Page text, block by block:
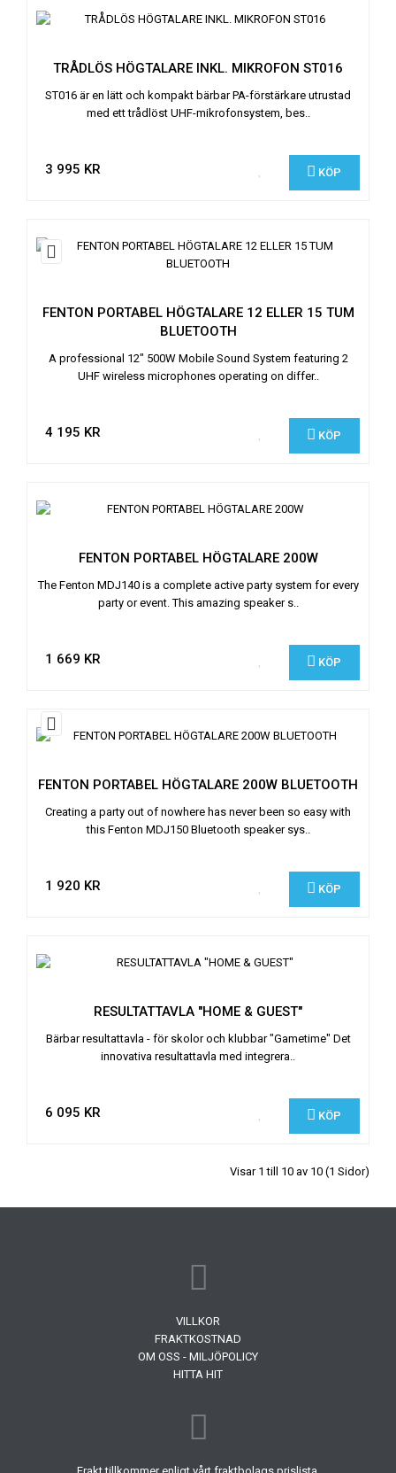
TRÅDLÖS HÖGTALARE INKL. MIKROFON ST016
ST016 är en lätt och kompakt bärbar PA-förstärkare utrustad
med ett trådlöst UHF-mikrofonsystem, bes..
3 995 KR KÖP
FENTON PORTABEL HÖGTALARE 12 ELLER 15 TUM
BLUETOOTH
A professional 12" 500W Mobile Sound System featuring 2
UHF wireless microphones operating on differ..
4 195 KR KÖP
FENTON PORTABEL HÖGTALARE 200W
The Fenton MDJ140 is a complete active party system for every
party or event. This amazing speaker s..
1 669 KR KÖP
FENTON PORTABEL HÖGTALARE 200W BLUETOOTH
Creating a party out of nowhere has never been so easy with
this Fenton MDJ150 Bluetooth speaker sys..
1 920 KR KÖP
RESULTATTAVLA "HOME & GUEST"
Bärbar resultattavla - för skolor och klubbar "Gametime" Det
innovativa resultattavla med integrera..
6 095 KR KÖP
Visar 1 till 10 av 10 (1 Sidor)
VILLKOR
FRAKTKOSTNAD
OM OSS - MILJÖPOLICY
HITTA HIT